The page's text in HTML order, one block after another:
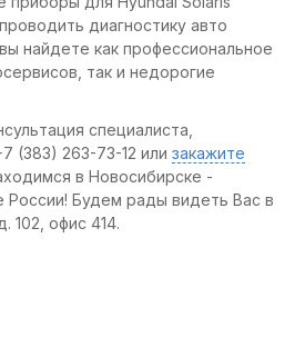
диагностику авто
найдете как профессиональное
так и недорогие
специалиста,
(383) 263-73-12 или закажите
в Новосибирске -
России! Будем рады видеть Вас в
102, офис 414.